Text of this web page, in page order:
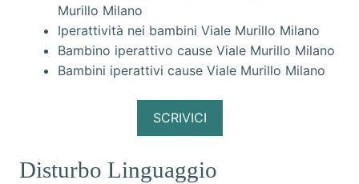
Murillo Milano
Iperattività nei bambini Viale Murillo Milano
Bambino iperattivo cause Viale Murillo Milano
Bambini iperattivi cause Viale Murillo Milano
SCRIVICI
Disturbo Linguaggio